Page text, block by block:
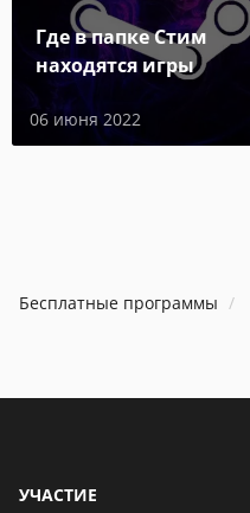
Где в папке Стим
находятся игры
06 июня 2022
Бесплатные программы
УЧАСТИЕ